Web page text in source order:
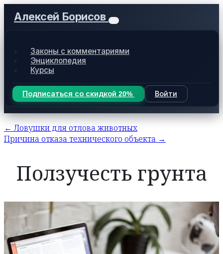
Алексей Борисов
Законы с комментариями
Энциклопедия
Курсы
Подписаться со скидкой 20% Войти
← Ловушки для отлова животных
Причина отказа технического объекта →
Ползучесть грунта